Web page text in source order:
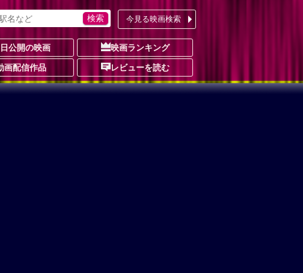
今見る映画検索
公開の映画 映画ランキング
画配信作品 レビューを読む